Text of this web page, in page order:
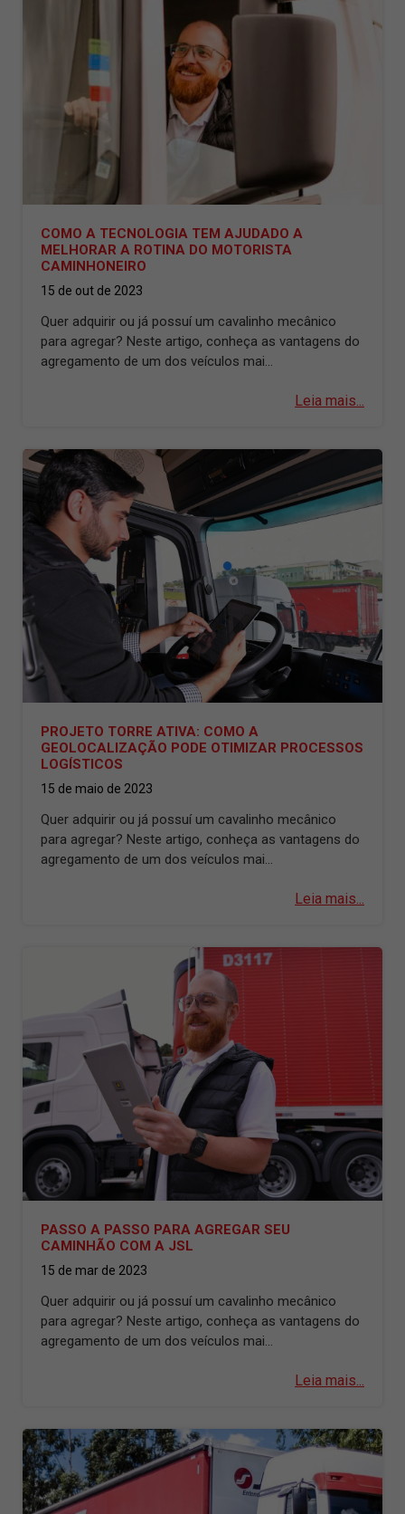
COMO A TECNOLOGIA TEM AJUDADO A
MELHORAR A ROTINA DO MOTORISTA
CAMINHONEIRO
15 de out de 2023
Quer adquirir ou já possuí um cavalinho mecânico
para agregar? Neste artigo, conheça as vantagens do
agregamento de um dos veículos mai...
Leia mais...
PROJETO TORRE ATIVA: COMO A
GEOLOCALIZAÇÃO PODE OTIMIZAR PROCESSOS
LOGÍSTICOS
15 de maio de 2023
Quer adquirir ou já possuí um cavalinho mecânico
para agregar? Neste artigo, conheça as vantagens do
agregamento de um dos veículos mai...
Leia mais...
PASSO A PASSO PARA AGREGAR SEU
CAMINHÃO COM A JSL
15 de mar de 2023
Quer adquirir ou já possuí um cavalinho mecânico
para agregar? Neste artigo, conheça as vantagens do
agregamento de um dos veículos mai...
Leia mais...